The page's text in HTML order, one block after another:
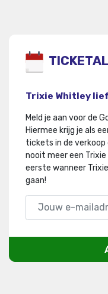
Trixie Whitley
Meld je aan voor de
Hiermee krijg je als
tickets in de verkoop
nooit meer een
eerste wanneer
gaan!